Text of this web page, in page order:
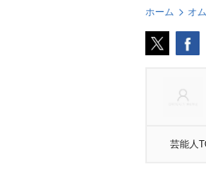
ホーム オ
芸能人